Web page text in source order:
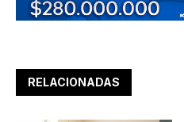
RELACIONADAS